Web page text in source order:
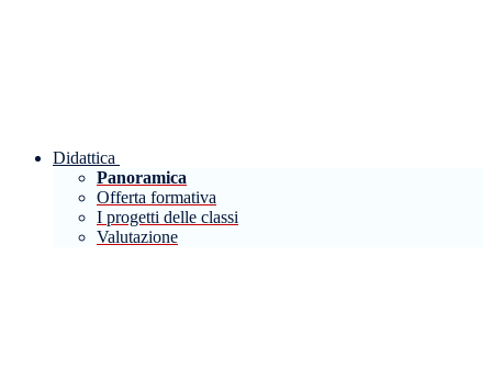
Didattica
Panoramica
Offerta formativa
I progetti delle classi
Valutazione